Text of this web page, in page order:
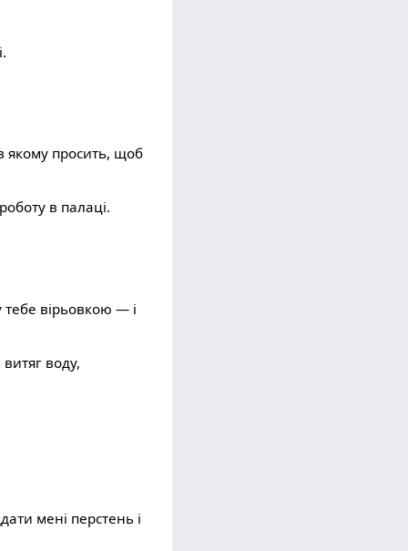
якому просить, щоб
в палаці.
вірьовкою — і
воду,
мені перстень і